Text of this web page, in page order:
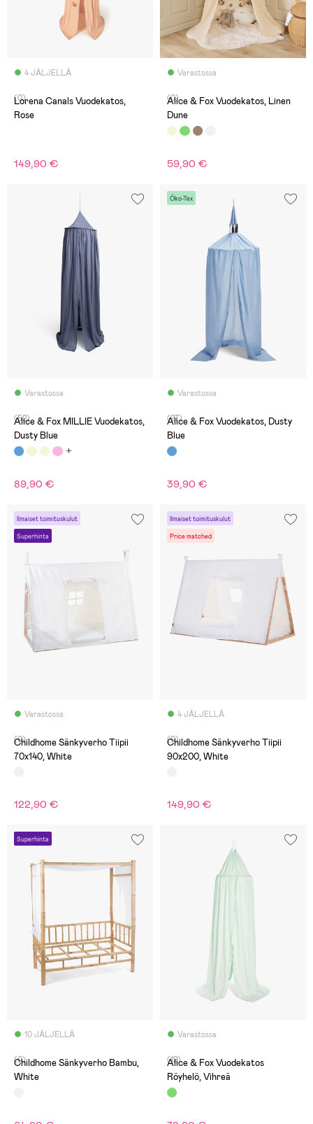
4 JÄLJELLÄ
(0)
Lorena Canals Vuodekatos,
Rose
149,90 €
Varastossa
(0)
Alice & Fox Vuodekatos, Linen
Dune
59,90 €
Varastossa
(52)
Alice & Fox MILLIE Vuodekatos,
Dusty Blue
89,90 €
Öko-Tex
Varastossa
(27)
Alice & Fox Vuodekatos, Dusty
Blue
39,90 €
Ilmaiset toimituskulut
Superhinta
Varastossa
(0)
Childhome Sänkyverho Tiipii
70x140, White
122,90 €
Ilmaiset toimituskulut
Price matched
4 JÄLJELLÄ
(0)
Childhome Sänkyverho Tiipii
90x200, White
149,90 €
Superhinta
10 JÄLJELLÄ
(0)
Childhome Sänkyverho Bambu,
White
Varastossa
(12)
Alice & Fox Vuodekatos
Röyhelö, Vihreä